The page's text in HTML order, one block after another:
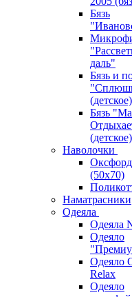
Бязь
даль"
Бязь и
(детское)
Бязь
(детское)
Наволочки
(50х70)
Наматрасники
Одеяла
Одеяла
Одеяло
Одеяло
Relax
Одеяло